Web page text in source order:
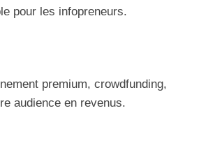
pour les infopreneurs.
premium, crowdfunding,
audience en revenus.